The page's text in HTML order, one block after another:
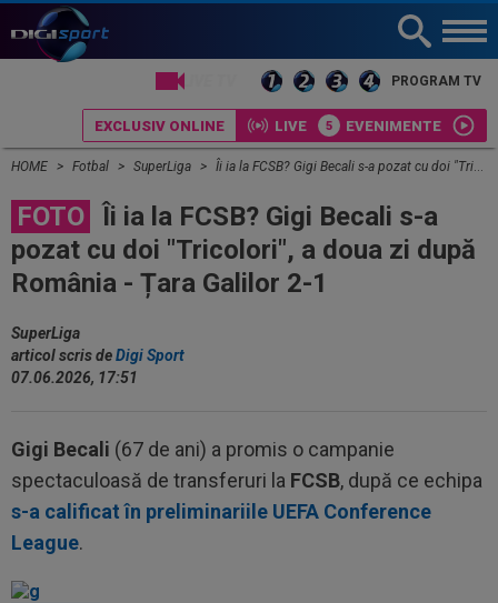
PROGRAM TV
EXCLUSIV ONLINE LIVE EVENIMENTE
HOME Fotbal SuperLiga Îi ia la FCSB? Gigi Becali s-a pozat cu doi "Tricolori", a doua zi după România - Țara Galilor 2-1
FOTO
Îi ia la FCSB? Gigi Becali s-a
pozat cu doi "Tricolori", a doua zi după
România - Țara Galilor 2-1
SuperLiga
articol scris deDigi Sport
07.06.2026, 17:51
Gigi Becali (67 de ani) a promis o campanie
spectaculoasă de transferuri la FCSB, după ce echipa
s-a calificat în preliminariile UEFA Conference
League.